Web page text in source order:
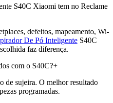
S40C Xiaomi tem no Reclame
defeitos, mapeamento, Wi-
De Pó Inteligente S40C
faz diferença.
com o S40C?+
de sujeira. O melhor resultado
programadas.